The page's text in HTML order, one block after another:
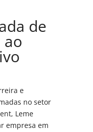
de
ao
e
no setor
Leme
empresa em